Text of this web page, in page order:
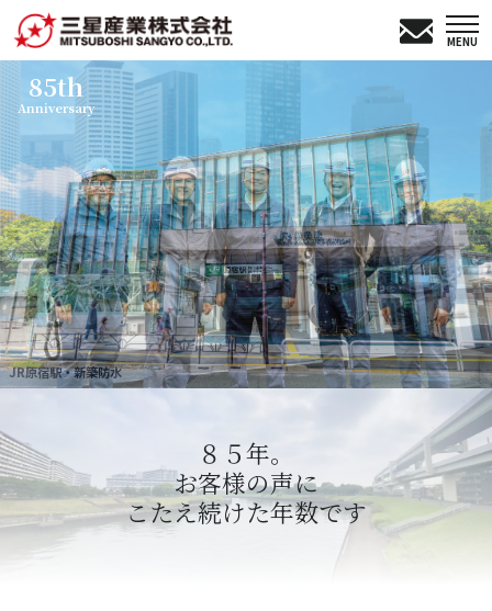
MENU
JR原宿駅・新築防水
85th
Anniversary
８５年。
お客様の声に
こたえ続けた年数です